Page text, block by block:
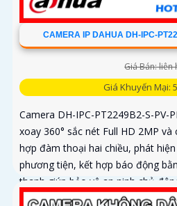
CAMERA IP DAHUA DH-IPC-
Giá Bán: liên
Giá Khuyến Mại:
Camera DH-IPC-PT2249B2-S-PV-
xoay 360° sắc nét Full HD 2MP và
hợp đàm thoại hai chiều, phát
phương tiện, kết hợp báo động
thanh giúp bảo vệ an ninh chủ